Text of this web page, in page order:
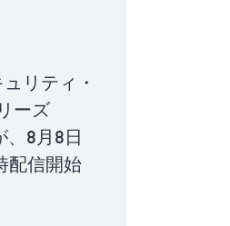
リティ・
ーズ
、8月8日
配信開始